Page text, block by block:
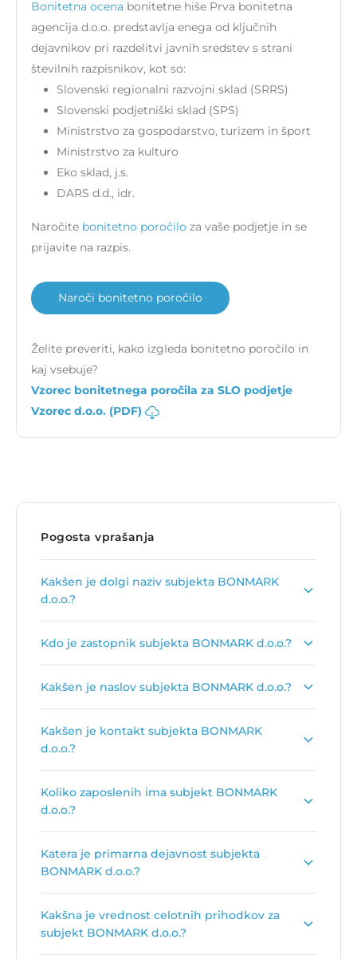
Bonitetna ocena bonitetne hiše Prva bonitetna
agencija d.o.o. predstavlja enega od ključnih
dejavnikov pri razdelitvi javnih sredstev s strani
številnih razpisnikov, kot so:
Slovenski regionalni razvojni sklad (SRRS)
Slovenski podjetniški sklad (SPS)
Ministrstvo za gospodarstvo, turizem in šport
Ministrstvo za kulturo
Eko sklad, j.s.
DARS d.d., idr.
Naročite bonitetno poročilo za vaše podjetje in se
prijavite na razpis.
Naroči bonitetno poročilo
Želite preveriti, kako izgleda bonitetno poročilo in
kaj vsebuje?
Vzorec bonitetnega poročila za SLO podjetje
Vzorec d.o.o. (PDF)
Pogosta vprašanja
Kakšen je dolgi naziv subjekta BONMARK
d.o.o.?
posredništvo, inženiring, d.o.o..
Kdo je zastopnik subjekta BONMARK d.o.o.?
Kakšen je naslov subjekta BONMARK d.o.o.?
Radovljica .
Kakšen je kontakt subjekta BONMARK
d.o.o.?
Koliko zaposlenih ima subjekt BONMARK
d.o.o.?
Katera je primarna dejavnost subjekta
BONMARK d.o.o.?
Trgovina na debelo z lesom, gradbenim
materialom in sanitarno opremo
Kakšna je vrednost celotnih prihodkov za
subjekt BONMARK d.o.o.?